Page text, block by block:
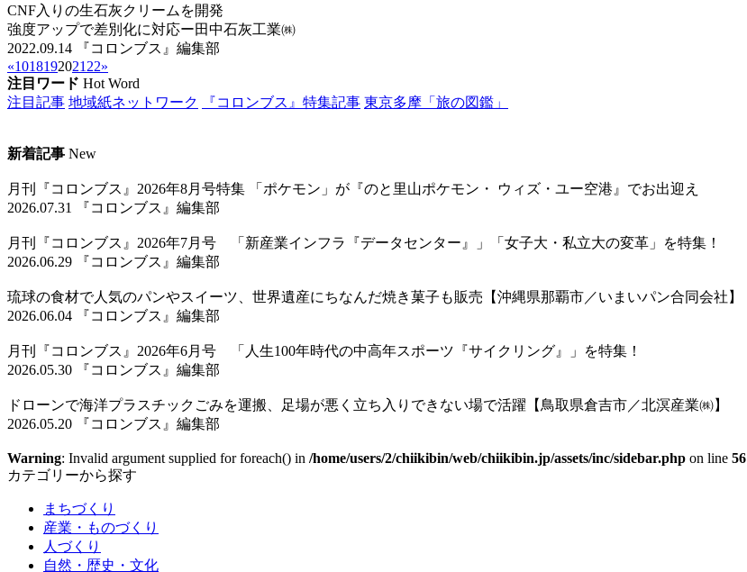
CNF入りの生石灰クリームを開発
強度アップで差別化に対応ー田中石灰工業㈱
2022.09.14
『コロンブス』編集部
«1018192021 22»
注目ワード Hot Word
注目記事 地域紙ネットワーク 『コロンブス』特集記事 東京多摩「旅の図鑑」
新着記事 New
月刊『コロンブス』2026年8月号特集 「ポケモン」が『のと里山ポケモン・ ウィズ・ユー空港』でお出迎え
2026.07.31 『コロンブス』編集部
月刊『コロンブス』2026年7月号 「新産業インフラ『データセンター』」「女子大・私立大の変革」を特集！
2026.06.29 『コロンブス』編集部
琉球の食材で人気のパンやスイーツ、世界遺産にちなんだ焼き菓子も販売【沖縄県那覇市／いまいパン合同会社】
2026.06.04 『コロンブス』編集部
月刊『コロンブス』2026年6月号 「人生100年時代の中高年スポーツ『サイクリング』」を特集！
2026.05.30 『コロンブス』編集部
ドローンで海洋プラスチックごみを運搬、足場が悪く立ち入りできない場で活躍【鳥取県倉吉市／北溟産業㈱】
2026.05.20 『コロンブス』編集部
Warning: Invalid argument supplied for foreach() in /home/users/2/chiikibin/web/chiikibin.jp/assets/inc/sidebar.php on line 56
カテゴリーから探す
まちづくり
産業・ものづくり
人づくり
自然・歴史・文化